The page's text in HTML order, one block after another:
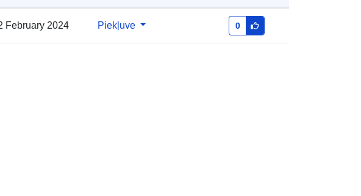
February 2024 Piekļuve 0
Jaunākā informācija par Data.europa.eu:
25 July 2026